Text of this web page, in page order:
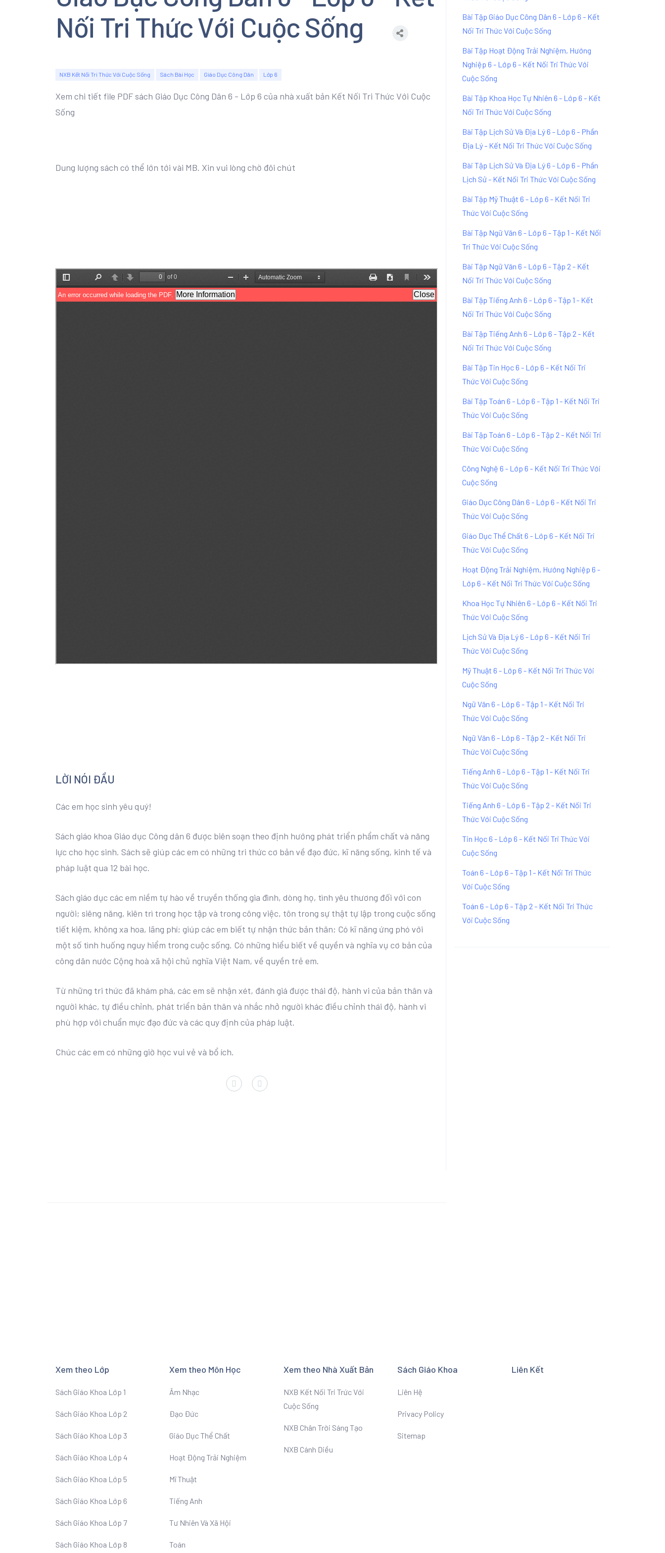
Nối Tri Thức Với Cuộc Sống
NXB Kết Nối Tri Thức Với Cuộc Sống Sách Bài Học Giáo Dục Công Dân Lớp 6
Xem chi tiết file PDF sách Giáo Dục Công Dân 6 - Lớp 6 của nhà xuất bản Kết Nối Tri Thức Với Cuộc
Sống
Dung lượng sách có thể lớn tới vài MB. Xin vui lòng chờ đôi chút
LỜI NÓI ĐẦU
Các em học sinh yêu quý!
Sách giáo khoa Giáo dục Công dân 6 được biên soạn theo định hướng phát triển phẩm chất và năng
lực cho học sinh. Sách sẽ giúp các em có những tri thức cơ bản về đạo đức, kĩ năng sống, kinh tế và
pháp luật qua 12 bài học.
Sách giáo dục các em niềm tự hào về truyền thống gia đình, dòng họ, tình yêu thương đối với con
người; siêng năng, kiên trì trong học tập và trong công việc, tôn trong sự thật tự lập trong cuộc sống
tiết kiệm, không xa hoa, lãng phí; giúp các em biết tự nhận thức bản thân; Có kĩ năng ứng phó với
một số tình huống nguy hiểm trong cuộc sống. Có những hiểu biết về quyền và nghĩa vụ cơ bản của
công dân nước Cộng hoà xã hội chủ nghĩa Việt Nam, về quyền trẻ em.
Từ những tri thức đã khám phá, các em sẽ nhận xét, đánh giá được thái độ, hành vi của bản thân và
người khác, tự điều chỉnh, phát triển bản thân và nhắc nhở người khác điều chỉnh thái độ, hành vi
phù hợp với chuẩn mực đạo đức và các quy định của pháp luật.
Chúc các em có những giờ học vui vẻ và bổ ích.
Bài Tập Giáo Dục Công Dân 6 - Lớp 6 - Kết
Nối Tri Thức Với Cuộc Sống
Bài Tập Hoạt Động Trải Nghiệm, Hướng
Nghiệp 6 - Lớp 6 - Kết Nối Tri Thức Với
Cuộc Sống
Bài Tập Khoa Học Tự Nhiên 6 - Lớp 6 - Kết
Nối Tri Thức Với Cuộc Sống
Bài Tập Lịch Sử Và Địa Lý 6 - Lớp 6 - Phần
Địa Lý - Kết Nối Tri Thức Với Cuộc Sống
Bài Tập Lịch Sử Và Địa Lý 6 - Lớp 6 - Phần
Lịch Sử - Kết Nối Tri Thức Với Cuộc Sống
Bài Tập Mỹ Thuật 6 - Lớp 6 - Kết Nối Tri
Thức Với Cuộc Sống
Bài Tập Ngữ Văn 6 - Lớp 6 - Tập 1 - Kết Nối
Tri Thức Với Cuộc Sống
Bài Tập Ngữ Văn 6 - Lớp 6 - Tập 2 - Kết
Nối Tri Thức Với Cuộc Sống
Bài Tập Tiếng Anh 6 - Lớp 6 - Tập 1 - Kết
Nối Tri Thức Với Cuộc Sống
Bài Tập Tiếng Anh 6 - Lớp 6 - Tập 2 - Kết
Nối Tri Thức Với Cuộc Sống
Bài Tập Tin Học 6 - Lớp 6 - Kết Nối Tri
Thức Với Cuộc Sống
Bài Tập Toán 6 - Lớp 6 - Tập 1 - Kết Nối Tri
Thức Với Cuộc Sống
Bài Tập Toán 6 - Lớp 6 - Tập 2 - Kết Nối Tri
Thức Với Cuộc Sống
Công Nghệ 6 - Lớp 6 - Kết Nối Tri Thức Với
Cuộc Sống
Giáo Dục Công Dân 6 - Lớp 6 - Kết Nối Tri
Thức Với Cuộc Sống
Giáo Dục Thể Chất 6 - Lớp 6 - Kết Nối Tri
Thức Với Cuộc Sống
Hoạt Động Trải Nghiệm, Hướng Nghiệp 6 -
Lớp 6 - Kết Nối Tri Thức Với Cuộc Sống
Khoa Học Tự Nhiên 6 - Lớp 6 - Kết Nối Tri
Thức Với Cuộc Sống
Lịch Sử Và Địa Lý 6 - Lớp 6 - Kết Nối Tri
Thức Với Cuộc Sống
Mỹ Thuật 6 - Lớp 6 - Kết Nối Tri Thức Với
Cuộc Sống
Ngữ Văn 6 - Lớp 6 - Tập 1 - Kết Nối Tri
Thức Với Cuộc Sống
Ngữ Văn 6 - Lớp 6 - Tập 2 - Kết Nối Tri
Thức Với Cuộc Sống
Tiếng Anh 6 - Lớp 6 - Tập 1 - Kết Nối Tri
Thức Với Cuộc Sống
Tiếng Anh 6 - Lớp 6 - Tập 2 - Kết Nối Tri
Thức Với Cuộc Sống
Tin Học 6 - Lớp 6 - Kết Nối Tri Thức Với
Cuộc Sống
Toán 6 - Lớp 6 - Tập 1 - Kết Nối Tri Thức
Với Cuộc Sống
Toán 6 - Lớp 6 - Tập 2 - Kết Nối Tri Thức
Với Cuộc Sống
Xem theo Lớp
Sách Giáo Khoa Lớp 1
Sách Giáo Khoa Lớp 2
Sách Giáo Khoa Lớp 3
Sách Giáo Khoa Lớp 4
Sách Giáo Khoa Lớp 5
Sách Giáo Khoa Lớp 6
Sách Giáo Khoa Lớp 7
Sách Giáo Khoa Lớp 8
Xem theo Môn Học
Âm Nhạc
Đạo Đức
Giáo Dục Thể Chất
Hoạt Động Trải Nghiệm
Mĩ Thuật
Tiếng Anh
Tư Nhiên Và Xã Hội
Toán
Xem theo Nhà Xuất Bản
NXB Kết Nối Tri Trức Với
Cuộc Sống
NXB Chân Trời Sáng Tạo
NXB Cánh Diều
Sách Giáo Khoa
Liên Hệ
Privacy Policy
Sitemap
Liên Kết